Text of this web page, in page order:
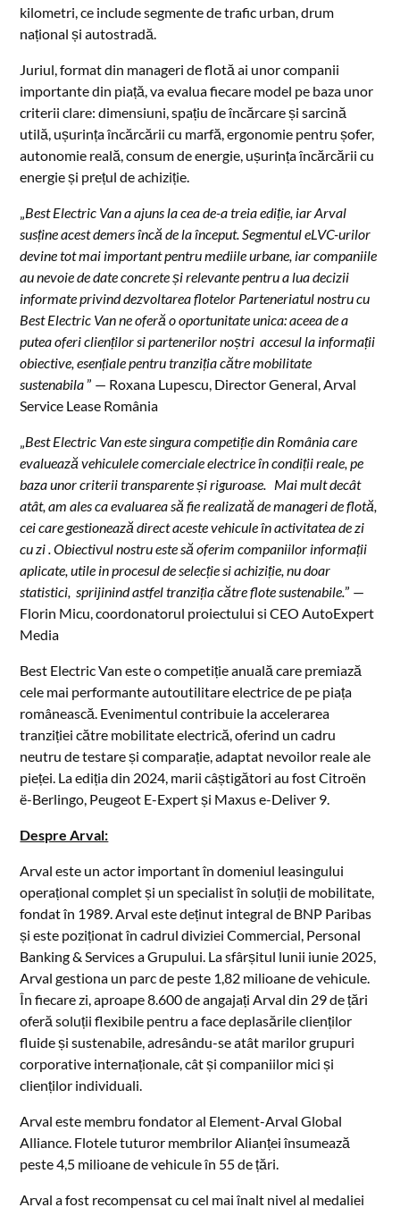
kilometri, ce include segmente de trafic urban, drum
național și autostradă.
Juriul, format din manageri de flotă ai unor companii
importante din piață, va evalua fiecare model pe baza unor
criterii clare: dimensiuni, spațiu de încărcare și sarcină
utilă, ușurința încărcării cu marfă, ergonomie pentru șofer,
autonomie reală, consum de energie, ușurința încărcării cu
energie și prețul de achiziție.
„Best Electric Van a ajuns la cea de-a treia ediție, iar Arval
susține acest demers încă de la început. Segmentul eLVC-urilor
devine tot mai important pentru mediile urbane, iar companiile
au nevoie de date concrete și relevante pentru a lua decizii
informate privind dezvoltarea flotelor Parteneriatul nostru cu
Best Electric Van ne oferă o oportunitate unica: aceea de a
putea oferi clienților si partenerilor noștri accesul la informații
obiective, esențiale pentru tranziția către mobilitate
sustenabila” — Roxana Lupescu, Director General, Arval
Service Lease România
„Best Electric Van este singura competiție din România care
evaluează vehiculele comerciale electrice în condiții reale, pe
baza unor criterii transparente și riguroase. Mai mult decât
atât, am ales ca evaluarea să fie realizată de manageri de flotă,
cei care gestionează direct aceste vehicule în activitatea de zi
cu zi . Obiectivul nostru este să oferim companiilor informații
aplicate, utile in procesul de selecție si achiziție, nu doar
statistici, sprijinind astfel tranziția către flote sustenabile.” —
Florin Micu, coordonatorul proiectului si CEO AutoExpert
Media
Best Electric Van este o competiție anuală care premiază
cele mai performante autoutilitare electrice de pe piața
românească. Evenimentul contribuie la accelerarea
tranziției către mobilitate electrică, oferind un cadru
neutru de testare și comparație, adaptat nevoilor reale ale
pieței. La ediția din 2024, marii câștigători au fost Citroën
ë-Berlingo, Peugeot E-Expert și Maxus e-Deliver 9.
Despre Arval:
Arval este un actor important în domeniul leasingului
operațional complet și un specialist în soluții de mobilitate,
fondat în 1989. Arval este deținut integral de BNP Paribas
și este poziționat în cadrul diviziei Commercial, Personal
Banking & Services a Grupului. La sfârșitul lunii iunie 2025,
Arval gestiona un parc de peste 1,82 milioane de vehicule.
În fiecare zi, aproape 8.600 de angajați Arval din 29 de țări
oferă soluții flexibile pentru a face deplasările clienților
fluide și sustenabile, adresându-se atât marilor grupuri
corporative internaționale, cât și companiilor mici și
clienților individuali.
Arval este membru fondator al Element-Arval Global
Alliance. Flotele tuturor membrilor Alianței însumează
peste 4,5 milioane de vehicule în 55 de țări.
Arval a fost recompensat cu cel mai înalt nivel al medaliei